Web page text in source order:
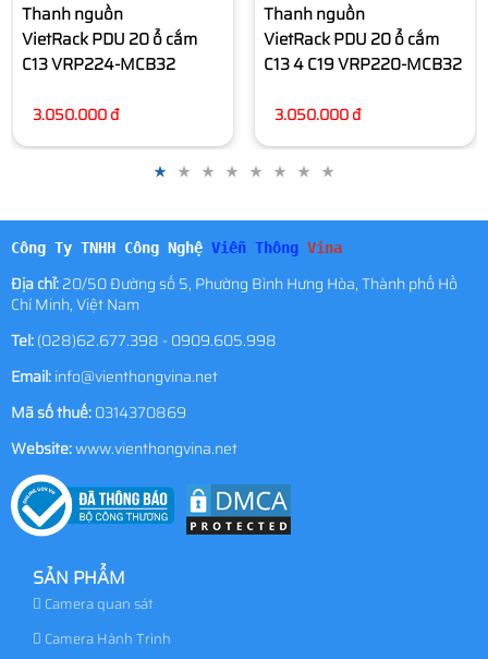
Thanh nguồn
VietRack PDU 20 ổ cắm
C13 4 C19 VRP220-MCB32
3.050.000 đ
Công Ty TNHH Công Nghệ Viễn Thông Vina
Địa chỉ:20/50 Đường số 5, Phường Bình Hưng Hòa, Thành phố Hồ
Chí Minh, Việt Nam
Tel:(028)62.677.398 - 0909.605.998
Email:info@vienthongvina.net
Mã số thuế:0314370869
Website:www.vienthongvina.net
SẢN PHẨM
Camera quan sát
Camera Hành Trình